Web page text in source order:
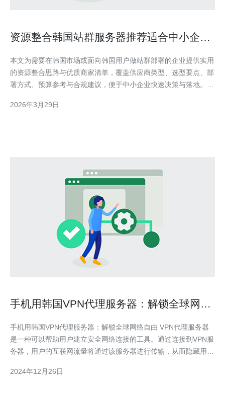
资源整合韩国站群服务器推荐适合中小企业
本文为需要在韩国市场或面向韩国用户做站群部署的企业提供实用
的资源整合思路与优质商家清单，覆盖供应商类型、选型要点、部
署方式、预算参考与合规建议，便于中小企业快速决策与落地。
用户的机房能显著降低延迟、提升访问速度并改善搜索引擎表现。
2026年3月29日
手机用韩国VPN代理服务器：解锁全球网络
手机用韩国VPN代理服务器：解锁全球网络自由 VPN代理服务器
是一种可以帮助用户建立安全网络连接的工具。通过连接到VPN服
务器，用户的互联网流量将通过该服务器进行传输，从而隐藏用户
网高度发达的国家，拥有先进的网络基础设施和快速的网络速度。
2024年12月26日